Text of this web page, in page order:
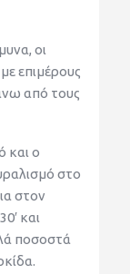
οι
επιμέρους
από τους
και ο
στο
στον
και
ποσοστά